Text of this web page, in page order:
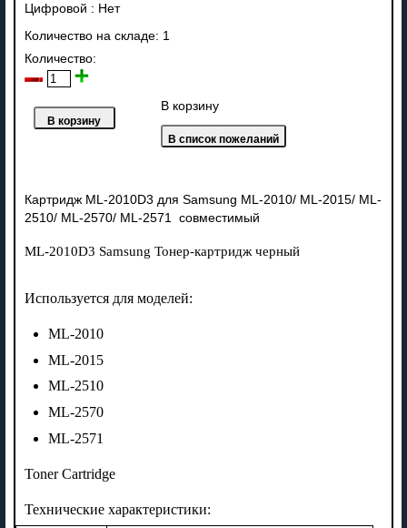
Цифровой : Нет
Количество на складе: 1
Количество:
В корзину
Картридж ML-2010D3 для Samsung ML-2010/ ML-2015/ ML-
2510/ ML-2570/ ML-2571 совместимый
ML-2010D3 Samsung Тонер-картридж черный
Используется для моделей:
ML-2010
ML-2015
ML-2510
ML-2570
ML-2571
Toner Cartridge
Технические характеристики: